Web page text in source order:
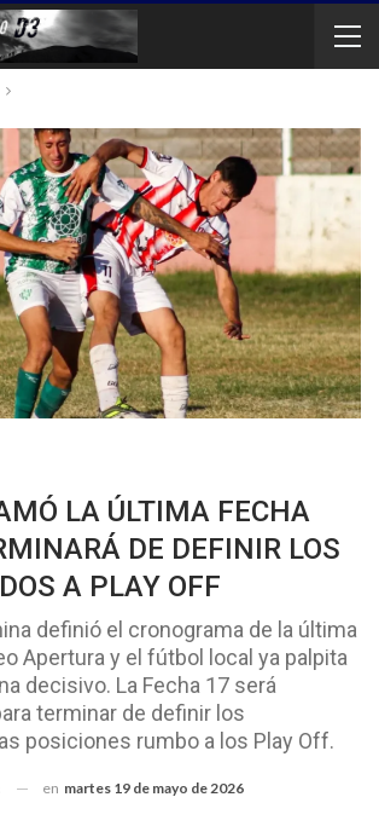
LA ÚLTIMA FECHA
DE DEFINIR LOS
A PLAY OFF
definió el cronograma de la última
Apertura y el fútbol local ya palpita
decisivo. La Fecha 17 será
terminar de definir los
posiciones rumbo a los Play Off.
en martes 19 de mayo de 2026